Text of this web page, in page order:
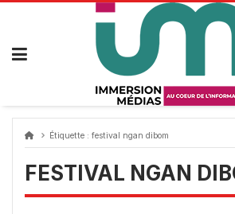
Passer
Étiquette : festival ngan dibom
FESTIVAL NGAN